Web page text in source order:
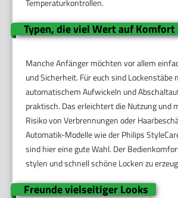
Temperaturkontrollen.
Typen, die viel Wert auf Komfort
Manche Anfänger möchten vor allem
und Sicherheit. Für euch sind Lockenstäbe
automatischem Aufwickeln und
praktisch. Das erleichtert die Nutzung und
Risiko von Verbrennungen oder
Automatik-Modelle wie der Philips
sind hier eine gute Wahl. Der
stylen und schnell schöne Locken zu
Freunde vielseitiger Looks